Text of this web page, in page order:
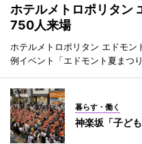
ホテルメトロポリタン
750人来場
ホテルメトロポリタン エドモ
例イベント「エドモント夏まつ
暮らす・働く
神楽坂「子ど